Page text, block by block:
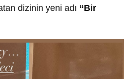
dizinin yeni adı “Bir